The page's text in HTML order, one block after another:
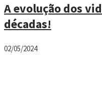
A evolução dos
décadas!
02/05/2024